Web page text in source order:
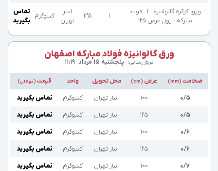
ورق کرکره گالوانیزه - 1 - فولاد
مبارکه - رول عرض 125
۱ ۱۲۵
انبار
تهران
کیلوگرم
تماس
بگیرید
ورق گالوانیزه فولاد مبارکه اصفهان
بروزرسانی: پنجشنبه ۱۵ مرداد ۱۱:۱۹
ضخامت (mm) عرض (cm) محل تحویل واحد قیمت (تومان)
۰/۵ ۱۰۰ انبار تهران کیلوگرم تماس بگیرید
۰/۵ ۱۲۵ انبار تهران کیلوگرم تماس بگیرید
۰/۶ ۱۰۰ انبار تهران کیلوگرم تماس بگیرید
۰/۶ ۱۲۵ انبار تهران کیلوگرم تماس بگیرید
۰/۷ ۱۰۰ انبار تهران کیلوگرم تماس بگیرید